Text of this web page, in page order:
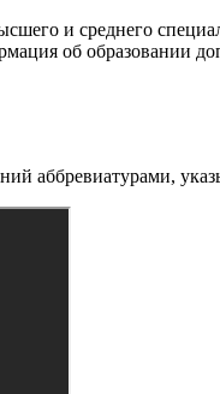
и среднего
об образовании
аббревиатурами,